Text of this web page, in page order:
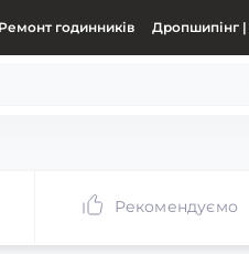
Ремонт годинників Дропшипінг
Рекомендуємо